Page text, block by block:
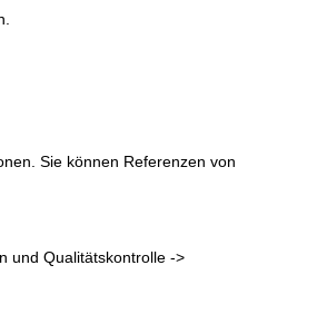
Sie können Referenzen von
und Qualitätskontrolle ->